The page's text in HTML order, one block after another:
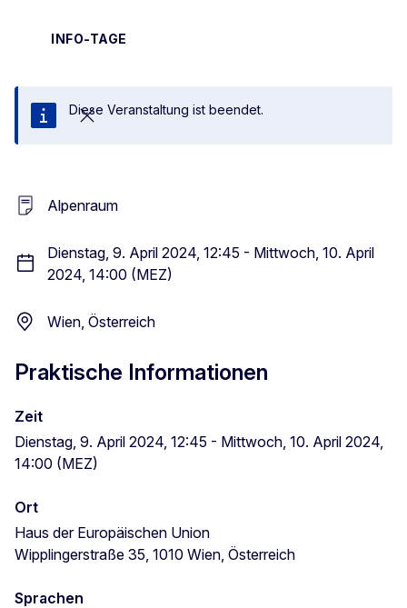
INFO-TAGE
Schließen
Diese Veranstaltung ist beendet.
Alpenraum
Dienstag, 9. April 2024, 12:45 - Mittwoch, 10. April
2024, 14:00 (MEZ)
Wien, Österreich
Praktische Informationen
Zeit
Dienstag, 9. April 2024, 12:45 - Mittwoch, 10. April 2024,
14:00 (MEZ)
Ort
Haus der Europäischen Union
Wipplingerstraße 35, 1010 Wien, Österreich
Sprachen